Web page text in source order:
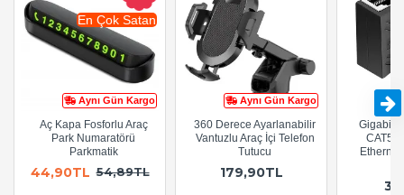
Aynı Gün Kargo
En Çok Satan
Aç Kapa Fosforlu Araç
Park Numaratörü
Parkmatik
44,90TL 54,89TL
Aynı Gün Kargo
360 Derece Ayarlanabilir
Vantuzlu Araç İçi Telefon
Tutucu
179,90TL
Gigabit
CAT5e